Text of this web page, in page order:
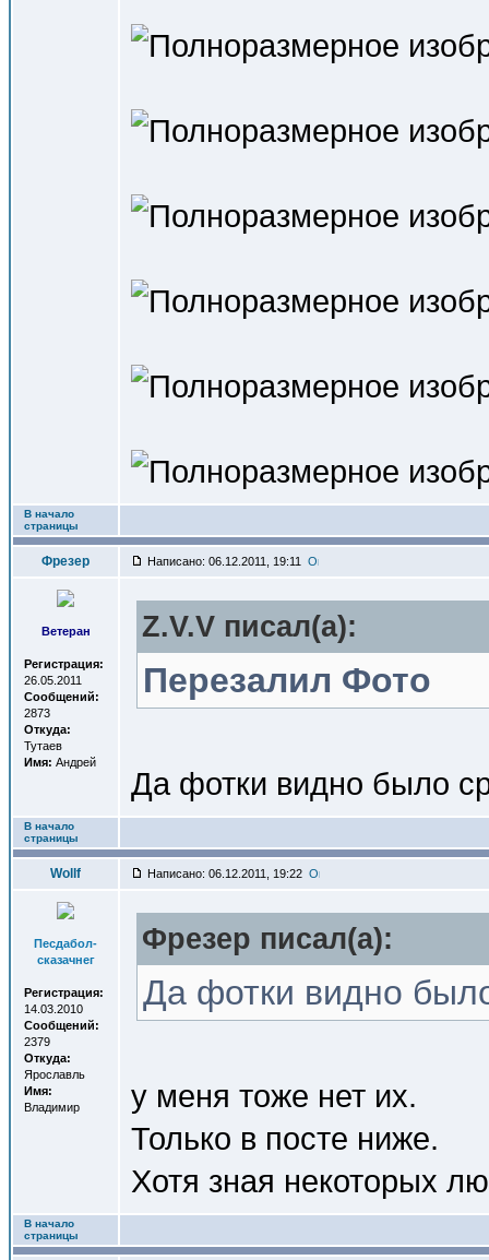
В начало
страницы
Фрезер Написано: 06.12.2011, 19:11
Ветеран
Регистрация:
26.05.2011
Сообщений:
2873
Откуда:
Тутаев
Имя: Андрей
Z.V.V писал(a):
Перезалил Фото
Да фотки видно было
В начало
страницы
Wollf Написано: 06.12.2011, 19:22
Песдабол-
сказачнег
Регистрация:
14.03.2010
Сообщений:
2379
Откуда:
Ярославль
Имя:
Владимир
Фрезер писал(a):
Да фотки видно
у меня тоже нет их.
Только в посте ниже.
Хотя зная некоторых
В начало
страницы